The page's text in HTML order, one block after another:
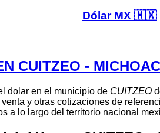
Dólar MX 🇲🇽
CUITZEO -
dolar en el municipio de CUITZEO
y otras cotizaciones de
a lo largo del territorio nacional